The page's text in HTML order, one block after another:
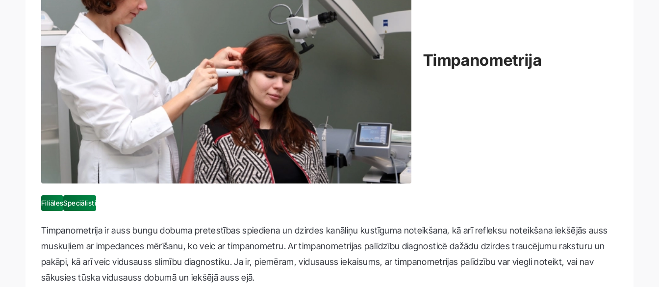
Timpanometrija
FiliālesSpeciālisti
Timpanometrija ir auss bungu dobuma pretestības spiediena un dzirdes kanāliņu kustīguma noteikšana, kā arī refleksu noteikšana iekšējās auss
muskuļiem ar impedances mērīšanu, ko veic ar timpanometru. Ar timpanometrijas palīdzību diagnosticē dažādu dzirdes traucējumu raksturu un
pakāpi, kā arī veic vidusauss slimību diagnostiku. Ja ir, piemēram, vidusauss iekaisums, ar timpanometrijas palīdzību var viegli noteikt, vai nav
sākusies tūska vidusauss dobumā un iekšējā auss ejā.